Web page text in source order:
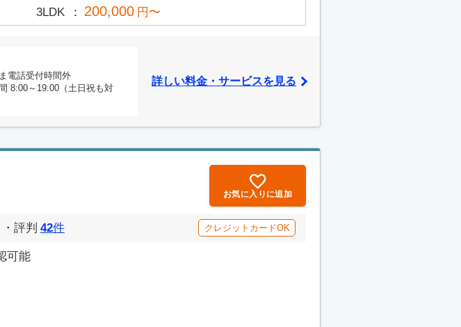
3LDK 200,000 円〜
電話受付時間外
8:00～19:00（土日祝も対
詳しい料金・サービスを見る
お気に入りに追加
評判 42件 クレジットカードOK
可能